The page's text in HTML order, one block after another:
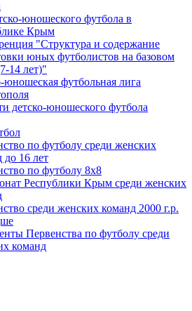
юношеского футбола в
Крым
"Структура и содержание
юных футболистов на базовом
14 лет)"
юношеская футбольная лига
детско-юношеского футбола
по футболу среди женских
до 16 лет
по футболу 8х8
Республики Крым среди женских
среди женских команд 2000 г.р.
Первенства по футболу среди
команд